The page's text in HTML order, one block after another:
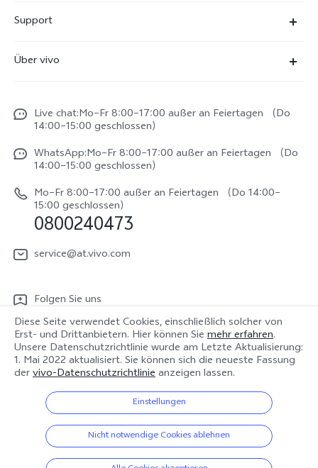
X300
V70
V70 FE
Y31e 5G
vivo Buds Air3
Support
Funtouch OS
IMEI-Authentifizierung
System Verbesserung
Reparaturerfassung
Benutzerhandbuch
Log aktualisieren
LUTs für Log-Wiederherstellung
Über vivo
Impressum
Rechtliche Hinweise
vivo Datenschutzcenter
Live chat:Mo–Fr 8:00–17:00 außer an Feiertagen （Do
14:00–15:00 geschlossen）
WhatsApp:Mo–Fr 8:00–17:00 außer an Feiertagen （Do
14:00–15:00 geschlossen）
Mo–Fr 8:00–17:00 außer an Feiertagen （Do 14:00–
15:00 geschlossen）
0800240473
service@at.vivo.com
Folgen Sie uns
Österreich | Land/Region auswählen
© 2026 vivo Mobile Communication Co., Ltd. Alle Rechte vorbehalten.
Datenschutz-Bestimmungen | Cookie-Richtlinie |
Diese Seite verwendet Cookies, einschließlich solcher von
Erst- und Drittanbietern. Hier können Sie mehr erfahren.
Unsere Datenschutzrichtlinie wurde am Letzte Aktualisierung:
1. Mai 2022 aktualisiert. Sie können sich die neueste Fassung
dervivo-Datenschutzrichtlinieanzeigen lassen.
Einstellungen
Nicht notwendige Cookies ablehnen